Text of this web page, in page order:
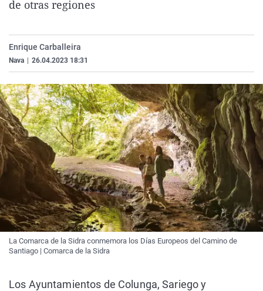
Operación Viuda
Navarra
País Vasco
de otras regiones
Enrique Carballeira
Nava 26.04.2023 18:31
La Comarca de la Sidra conmemora los Días Europeos del Camino de
Santiago | Comarca de la Sidra
Los Ayuntamientos de Colunga, Sariego y